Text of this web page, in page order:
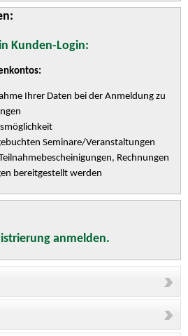
Kunden-Login:
Ihrer Daten bei der Anmeldung zu
Seminare/Veranstaltungen
Rechnungen
bereitgestellt werden
anmelden.